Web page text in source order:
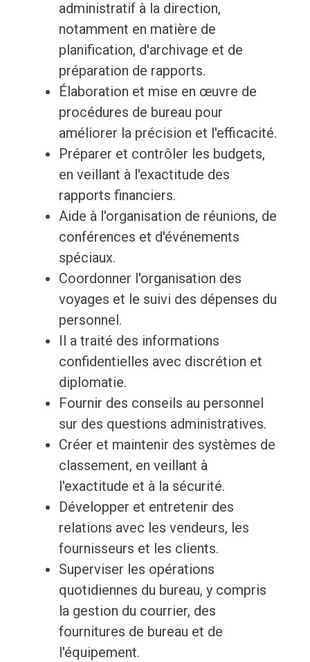
administratif à la direction,
notamment en matière de
planification, d'archivage et de
préparation de rapports.
Élaboration et mise en œuvre de
procédures de bureau pour
améliorer la précision et l'efficacité.
Préparer et contrôler les budgets,
en veillant à l'exactitude des
rapports financiers.
Aide à l'organisation de réunions, de
conférences et d'événements
spéciaux.
Coordonner l'organisation des
voyages et le suivi des dépenses du
personnel.
Il a traité des informations
confidentielles avec discrétion et
diplomatie.
Fournir des conseils au personnel
sur des questions administratives.
Créer et maintenir des systèmes de
classement, en veillant à
l'exactitude et à la sécurité.
Développer et entretenir des
relations avec les vendeurs, les
fournisseurs et les clients.
Superviser les opérations
quotidiennes du bureau, y compris
la gestion du courrier, des
fournitures de bureau et de
l'équipement.